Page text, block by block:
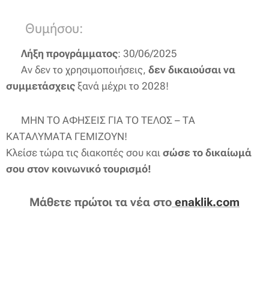
🛎️ Θυμήσου:
Λήξη προγράμματος: 30/06/2025
❌ Αν δεν το χρησιμοποιήσεις, δεν δικαιούσαι να
συμμετάσχεις ξανά μέχρι το 2028!
📣 ΜΗΝ ΤΟ ΑΦΗΣΕΙΣ ΓΙΑ ΤΟ ΤΕΛΟΣ – ΤΑ
ΚΑΤΑΛΥΜΑΤΑ ΓΕΜΙΖΟΥΝ!
Κλείσε τώρα τις διακοπές σου και σώσε το δικαίωμά
σου στον κοινωνικό τουρισμό!
Μάθετε πρώτοι τα νέα στο enaklik.com